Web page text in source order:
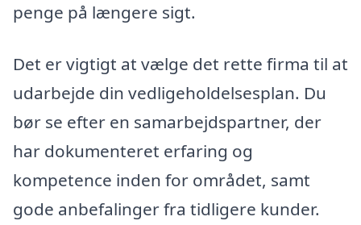
penge på længere sigt.
Det er vigtigt at vælge det rette firma til at
udarbejde din vedligeholdelsesplan. Du
bør se efter en samarbejdspartner, der
har dokumenteret erfaring og
kompetence inden for området, samt
gode anbefalinger fra tidligere kunder.